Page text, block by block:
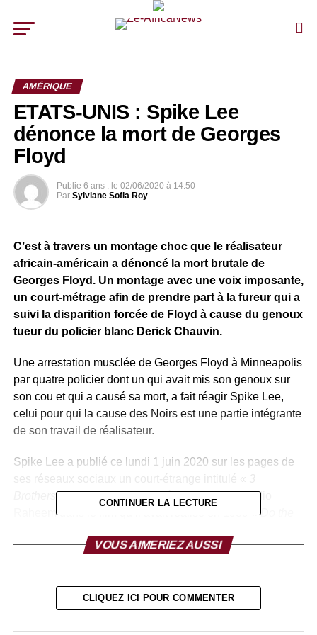
AMÉRIQUE
ETATS-UNIS : Spike Lee
dénonce la mort de Georges
Floyd
Publie 6 ans . le 02/06/2020 à 14:50
Par Sylviane Sofia Roy
C’est à travers un montage choc que le réalisateur
africain-américain a dénoncé la mort brutale de
Georges Floyd. Un montage avec une voix imposante,
un court-métrage afin de prendre part à la fureur qui a
suivi la disparition forcée de Floyd à cause du genoux
tueur du policier blanc Derick Chauvin.
Une arrestation musclée de Georges Floyd à Minneapolis
par quatre policier dont un qui avait mis son genoux sur
son cou et qui a causé sa mort, a fait réagir Spike Lee,
celui pour qui la cause des Noirs est une partie intégrante
de son travail de réalisateur.
Spike Lee a publié ce lundi 1 juin 2020 sur les pages de
Brothers »Ce travail met en scène la mort de Radio
Raheem dans le film qu’il avait réalisé en 1989« Do the
d’Eric Garner, tous les deux décédés au cours d’une
“Est-ce que l’histoire va arrêter de se répéter?” (Will
history stop repeating itself ?)est la phrase sur fond noir
CONTINUER LA LECTURE
VOUS AIMERIEZ AUSSI
CLIQUEZ ICI POUR COMMENTER